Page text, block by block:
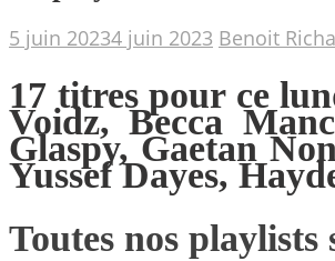
5 juin 20234 juin 2023 Benoit
17 titres pour ce
Voidz, Becca
Glaspy, Gaetan
Yussef Dayes,
Toutes nos